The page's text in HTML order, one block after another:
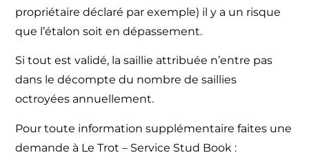
propriétaire déclaré par exemple) il y a un risque
que l’étalon soit en dépassement.
Si tout est validé, la saillie attribuée n’entre pas
dans le décompte du nombre de saillies
octroyées annuellement.
Pour toute information supplémentaire faites une
demande à Le Trot – Service Stud Book :